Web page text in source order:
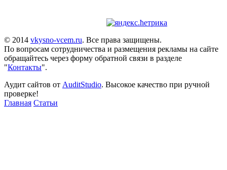
© 2014 vkysno-vcem.ru. Все права защищены.
По вопросам сотрудничества и размещения рекламы на сайте
обращайтесь через форму обратной связи в разделе
"Контакты".
Аудит сайтов от AuditStudio. Высокое качество при ручной
проверке!
Главная Статьи